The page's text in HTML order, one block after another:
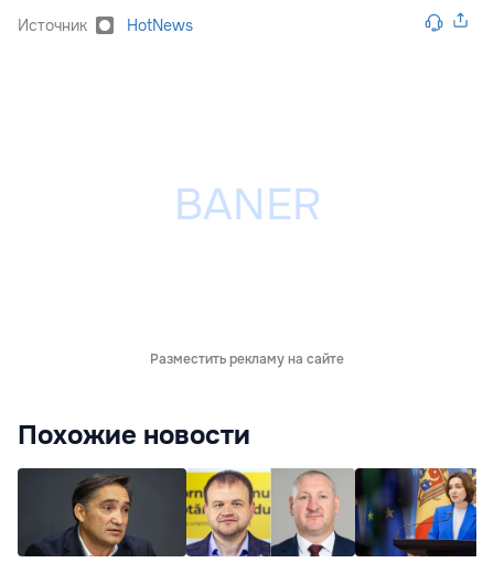
Источник HotNews
Разместить рекламу на сайте
Похожие новости